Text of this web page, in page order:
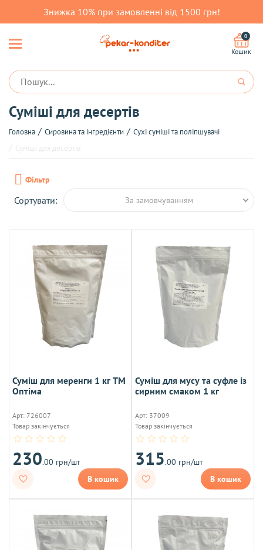
Знижка 10% при замовленні від 1500 грн!
0
Кошик
Суміші для десертів
Головна Сировина та інгредієнти
Сухі суміші та поліпшувачі
Фільтр
Сортувати: За замовчуванням
Суміш для меренги 1 кг ТМ
Оптіма
Арт: 726007
Товар закінчується
230.00 грн/шт
В кошик
Суміш для мусу та суфле із
сирним смаком 1 кг
Арт: 37009
Товар закінчується
315.00 грн/шт
В кошик